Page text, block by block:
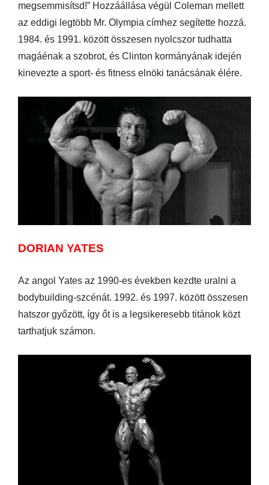
megsemmisítsd!” Hozzáállása végül Coleman mellett
az eddigi legtöbb Mr. Olympia címhez segítette hozzá.
1984. és 1991. között összesen nyolcszor tudhatta
magáénak a szobrot, és Clinton kormányának idején
kinevezte a sport- és fitness elnöki tanácsának élére.
DORIAN YATES
Az angol Yates az 1990-es években kezdte uralni a
bodybuilding-szcénát. 1992. és 1997. között összesen
hatszor győzött, így őt is a legsikeresebb titánok közt
tarthatjuk számon.